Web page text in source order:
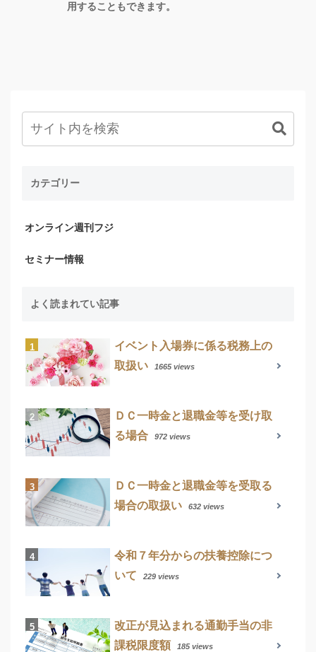
用することもできます。
カテゴリー
オンライン週刊フジ
セミナー情報
よく読まれてい記事
イベント入場券に係る税務上の
取扱い
1665 views
ＤＣ一時金と退職金等を受け取
る場合
972 views
ＤＣ一時金と退職金等を受取る
場合の取扱い
632 views
令和７年分からの扶養控除につ
いて
229 views
改正が見込まれる通勤手当の非
課税限度額
185 views